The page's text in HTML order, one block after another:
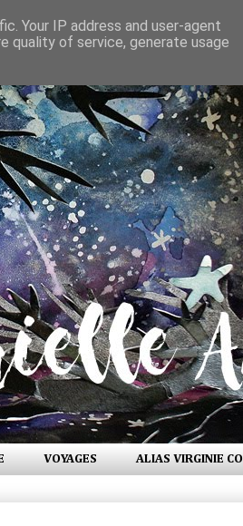
VOYAGES ALIAS VIRGINIE
Your IP address and user-agent
quality of service, generate usage